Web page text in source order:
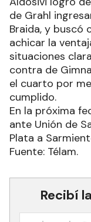
de Grahl
Braida, y buscó
achicar la
situaciones
contra de
el cuarto por
cumplido.
En la próxima
ante Unión de
Plata a
Fuente: Télam.
Recibí